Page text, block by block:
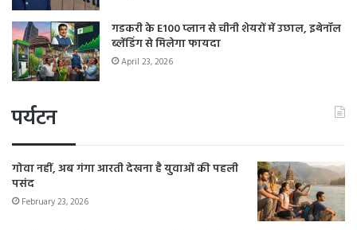
गडकरी के E100 प्लान से चीनी शेयरों में उछाल, इथेनॉल
ब्लेंडिंग से मिलेगा फायदा
April 23, 2026
पर्यटन
गोवा नहीं, अब गंगा आरती देखना है युवाओं की पहली
पसंद
February 23, 2026